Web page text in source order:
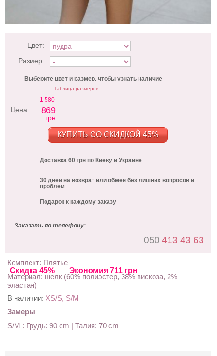
Скидка 45% Экономия 711 грн
Цвет:
Размер:
Выберите цвет и размер, чтобы узнать наличие
Таблица размеров
Цена
1 580
869
грн
КУПИТЬ СО СКИДКОЙ 45%
Доставка 60 грн по Киеву и Украине
30 дней на возврат или обмен без лишних вопросов и
проблем
Подарок к каждому заказу
Заказать по телефону:
050 413 43 63
Комплект: Плятье
Материал: шелк (60% полиэстер, 38% вискоза, 2%
эластан)
В наличии: XS/S, S/M
Замеры
S/M : Грудь: 90 cm | Талия: 70 cm